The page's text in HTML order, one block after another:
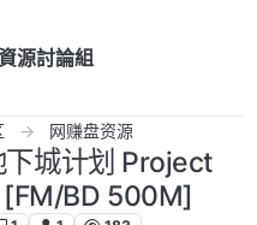
源討論組
网赚盘资源
城计划 Project
BD 500M]